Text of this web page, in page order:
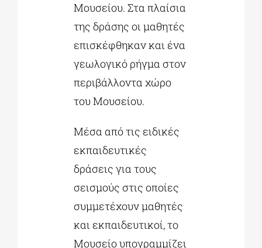
Μουσείου. Στα πλαίσια
της δράσης οι μαθητές
επισκέφθηκαν και ένα
γεωλογικό ρήγμα στον
περιβάλλοντα χώρο
του Μουσείου.
Μέσα από τις ειδικές
εκπαιδευτικές
δράσεις για τους
σεισμούς στις οποίες
συμμετέχουν μαθητές
και εκπαιδευτικοί, το
Μουσείο υπογραμμίζει